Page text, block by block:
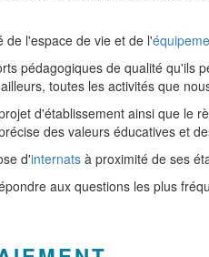
de l'espace de vie et de l'
pédagogiques de qualité qu'ils
toutes les activités que
d'établissement ainsi que le
des valeurs éducatives et
d'internats à proximité de ses
aux questions les plus